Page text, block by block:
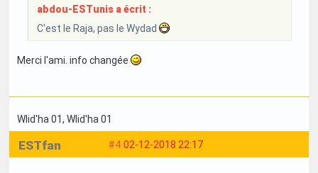
abdou-ESTunis a écrit :
C'est le Raja, pas le Wydad
Merci l'ami. info changée
Wlid'ha 01, Wlid'ha 01
#4 02-12-2018 22:17
ESTfan